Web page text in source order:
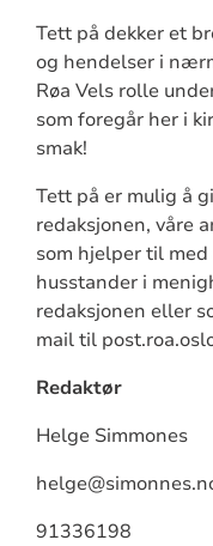
Tett på dekker et
og hendelser i
Røa Vels rolle
som foregår her i
smak!
Tett på er mulig å
redaksjonen, våre
som hjelper til
husstander i
redaksjonen eller
mail til
Redaktør
Helge Simmones
91336198